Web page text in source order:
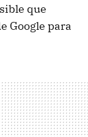
que
Google para